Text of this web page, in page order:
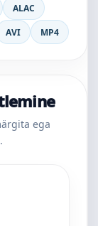
ALAC
AVI MP4
ega